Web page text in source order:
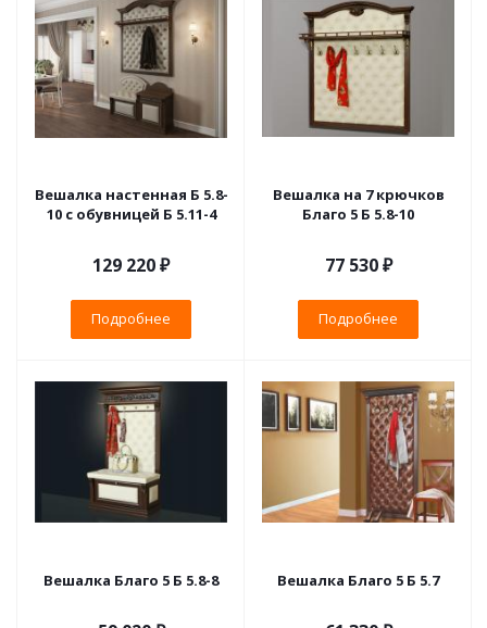
Вешалка настенная Б 5.8-
10 с обувницей Б 5.11-4
129 220 ₽
Подробнее
Вешалка на 7 крючков
Благо 5 Б 5.8-10
77 530 ₽
Подробнее
Вешалка Благо 5 Б 5.8-8 Вешалка Благо 5 Б 5.7